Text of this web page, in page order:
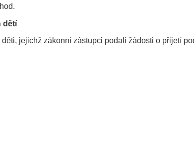
dětí
děti, jejichž zákonní zástupci podali žádosti o přijetí